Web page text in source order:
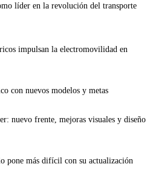
líder en la revolución del transporte
impulsan la electromovilidad en
con nuevos modelos y metas
nuevo frente, mejoras visuales y diseño
pone más difícil con su actualización